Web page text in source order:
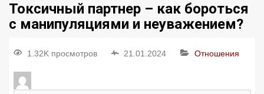
Токсичный партнер – как бороться
с манипуляциями и неуважением?
1.32K просмотров 21.01.2024 Отношения